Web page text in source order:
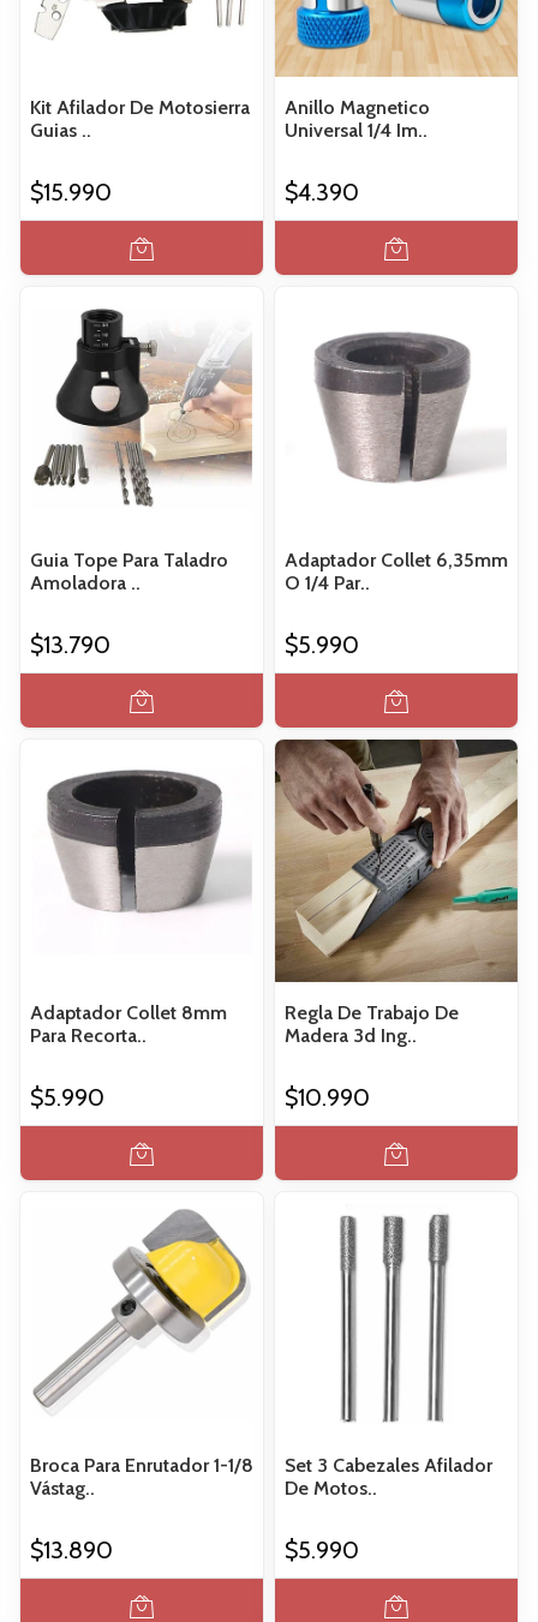
Kit Afilador De Motosierra
Guias ..
$15.990
Anillo Magnetico
Universal 1/4 Im..
$4.390
Guia Tope Para Taladro
Amoladora ..
$13.790
Adaptador Collet 6,35mm
O 1/4 Par..
$5.990
Adaptador Collet 8mm
Para Recorta..
$5.990
Regla De Trabajo De
Madera 3d Ing..
$10.990
Broca Para Enrutador 1-1/8
Vástag..
$13.890
Set 3 Cabezales Afilador
De Motos..
$5.990